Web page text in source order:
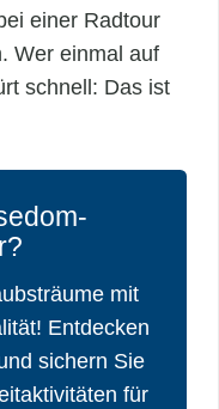
einer Radtour
Wer einmal auf
schnell: Das ist
mit
Entdecken
sichern Sie
für